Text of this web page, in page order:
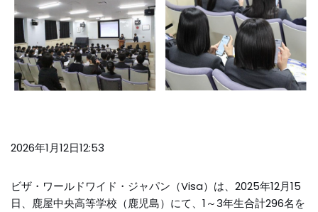
2026年1月12日12:53
ビザ・ワールドワイド・ジャパン（Visa）は、2025年12月15
日、鹿屋中央高等学校（鹿児島）にて、1～3年生合計296名を